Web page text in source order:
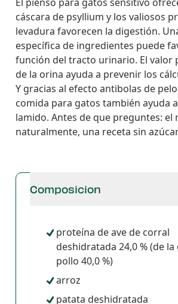
cáscara de psyllium y los valiosos
levadura favorecen la digestión.
específica de ingredientes puede
función del tracto urinario. El valor
de la orina ayuda a prevenir los
Y gracias al efecto antibolas de
comida para gatos también ayuda
lamido. Antes de que preguntes: el
naturalmente, una receta sin
Composicion
proteína de ave de corral
deshidratada 24,0 % (de la
pollo 40,0 %)
arroz
patata deshidratada